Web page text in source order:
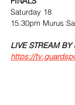
Saturday 18
15.30pm Murus
LIVE STREAM
https://